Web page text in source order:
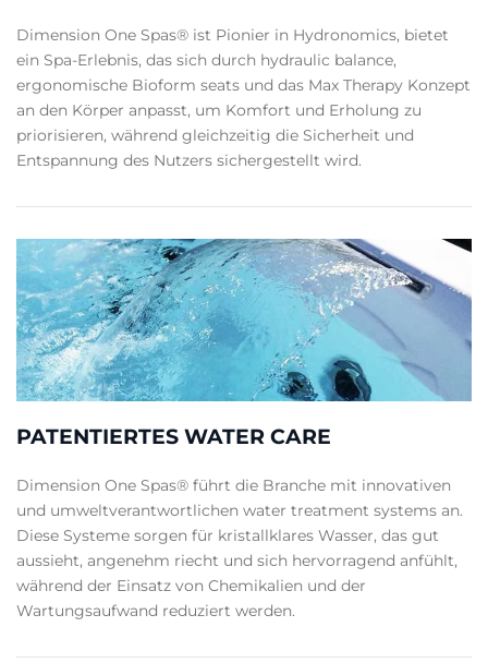
Dimension One Spas® ist Pionier in Hydronomics, bietet
ein Spa-Erlebnis, das sich durch hydraulic balance,
ergonomische Bioform seats und das Max Therapy Konzept
an den Körper anpasst, um Komfort und Erholung zu
priorisieren, während gleichzeitig die Sicherheit und
Entspannung des Nutzers sichergestellt wird.
PATENTIERTES WATER CARE
Dimension One Spas® führt die Branche mit innovativen
und umweltverantwortlichen water treatment systems an.
Diese Systeme sorgen für kristallklares Wasser, das gut
aussieht, angenehm riecht und sich hervorragend anfühlt,
während der Einsatz von Chemikalien und der
Wartungsaufwand reduziert werden.